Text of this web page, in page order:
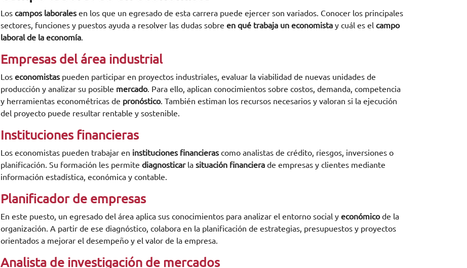
Los campos laboralesen los que un egresado de esta carrera puede ejercer son variados. Conocer los principales
sectores, funciones y puestos ayuda a resolver las dudas sobre en qué trabaja un economistay cuál es el campo
laboral de la economía.
Empresas del área industrial
Los economistaspueden participar en proyectos industriales, evaluar la viabilidad de nuevas unidades de
producción y analizar su posible mercado. Para ello, aplican conocimientos sobre costos, demanda, competencia
y herramientas econométricas de pronóstico. También estiman los recursos necesarios y valoran si la ejecución
del proyecto puede resultar rentable y sostenible.
Instituciones financieras
Los economistas pueden trabajar en instituciones financierascomo analistas de crédito, riesgos, inversiones o
planificación. Su formación les permite diagnosticarla situación financierade empresas y clientes mediante
información estadística, económica y contable.
Planificador de empresas
En este puesto, un egresado del área aplica sus conocimientos para analizar el entorno social y económicode la
organización. A partir de ese diagnóstico, colabora en la planificación de estrategias, presupuestos y proyectos
orientados a mejorar el desempeño y el valor de la empresa.
Analista de investigación de mercados